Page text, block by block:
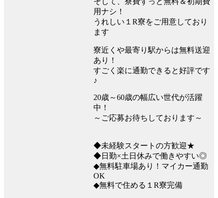
用ナシ！
うれしい１R寮をご用意しており
ます
寮近くや最寄り駅からは無料送迎
あり！
すごく楽に通勤できると好評です
♪
20歳～60歳の幅広い世代が活躍
中！
～ご応募お待ちしております～
◆未経験スタートの方歓迎★
◆日勤×土日休みで働きやすい◎
◆無料駐車場あり！マイカー通勤
OK
◆無料で住める１R寮完備